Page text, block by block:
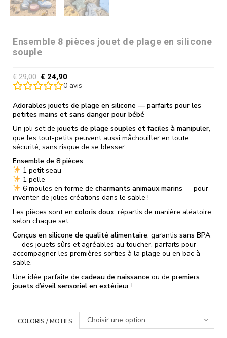
Ensemble 8 pièces jouet de plage en silicone
souple
€29,00 € 24,90
0 avis
Adorables jouets de plage en silicone — parfaits pour les
petites mains et sans danger pour bébé
Un joli set de jouets de plage souples et faciles à manipuler,
que les tout-petits peuvent aussi mâchouiller en toute
sécurité, sans risque de se blesser.
Ensemble de 8 pièces :
1 petit seau
1 pelle
6 moules en forme de charmants animaux marins — pour
inventer de jolies créations dans le sable !
Les pièces sont en coloris doux, répartis de manière aléatoire
selon chaque set.
Conçus en silicone de qualité alimentaire, garantis sans BPA
— des jouets sûrs et agréables au toucher, parfaits pour
accompagner les premières sorties à la plage ou en bac à
sable.
Une idée parfaite de cadeau de naissance ou de premiers
jouets d’éveil sensoriel en extérieur !
COLORIS / MOTIFS Choisir une option